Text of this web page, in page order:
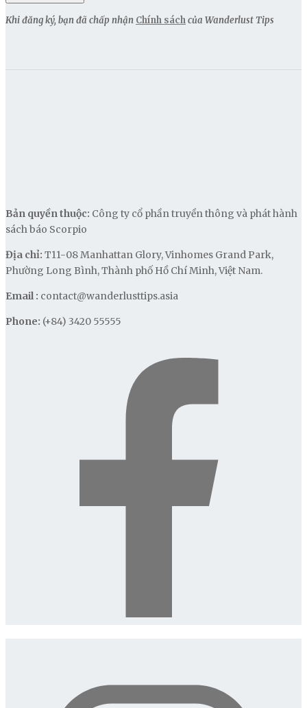
Khi đăng ký, bạn đã chấp nhận Chính sáchcủa Wanderlust Tips
Bản quyền thuộc: Công ty cổ phần truyền thông và phát hành
sách báo Scorpio
Địa chỉ: T11-08 Manhattan Glory, Vinhomes Grand Park,
Phường Long Bình, Thành phố Hồ Chí Minh, Việt Nam.
Email : contact@wanderlusttips.asia
Phone: (+84) 3420 55555